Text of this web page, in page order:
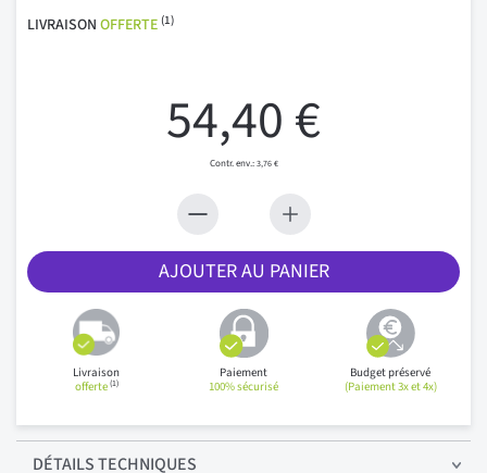
LIVRAISON OFFERTE (1)
54,40 €
3,76 €
AJOUTER AU PANIER
Livraison
offerte(1)
Paiement
100% sécurisé
Budget préservé
(Paiement 3x et 4x)
DÉTAILSTECHNIQUES